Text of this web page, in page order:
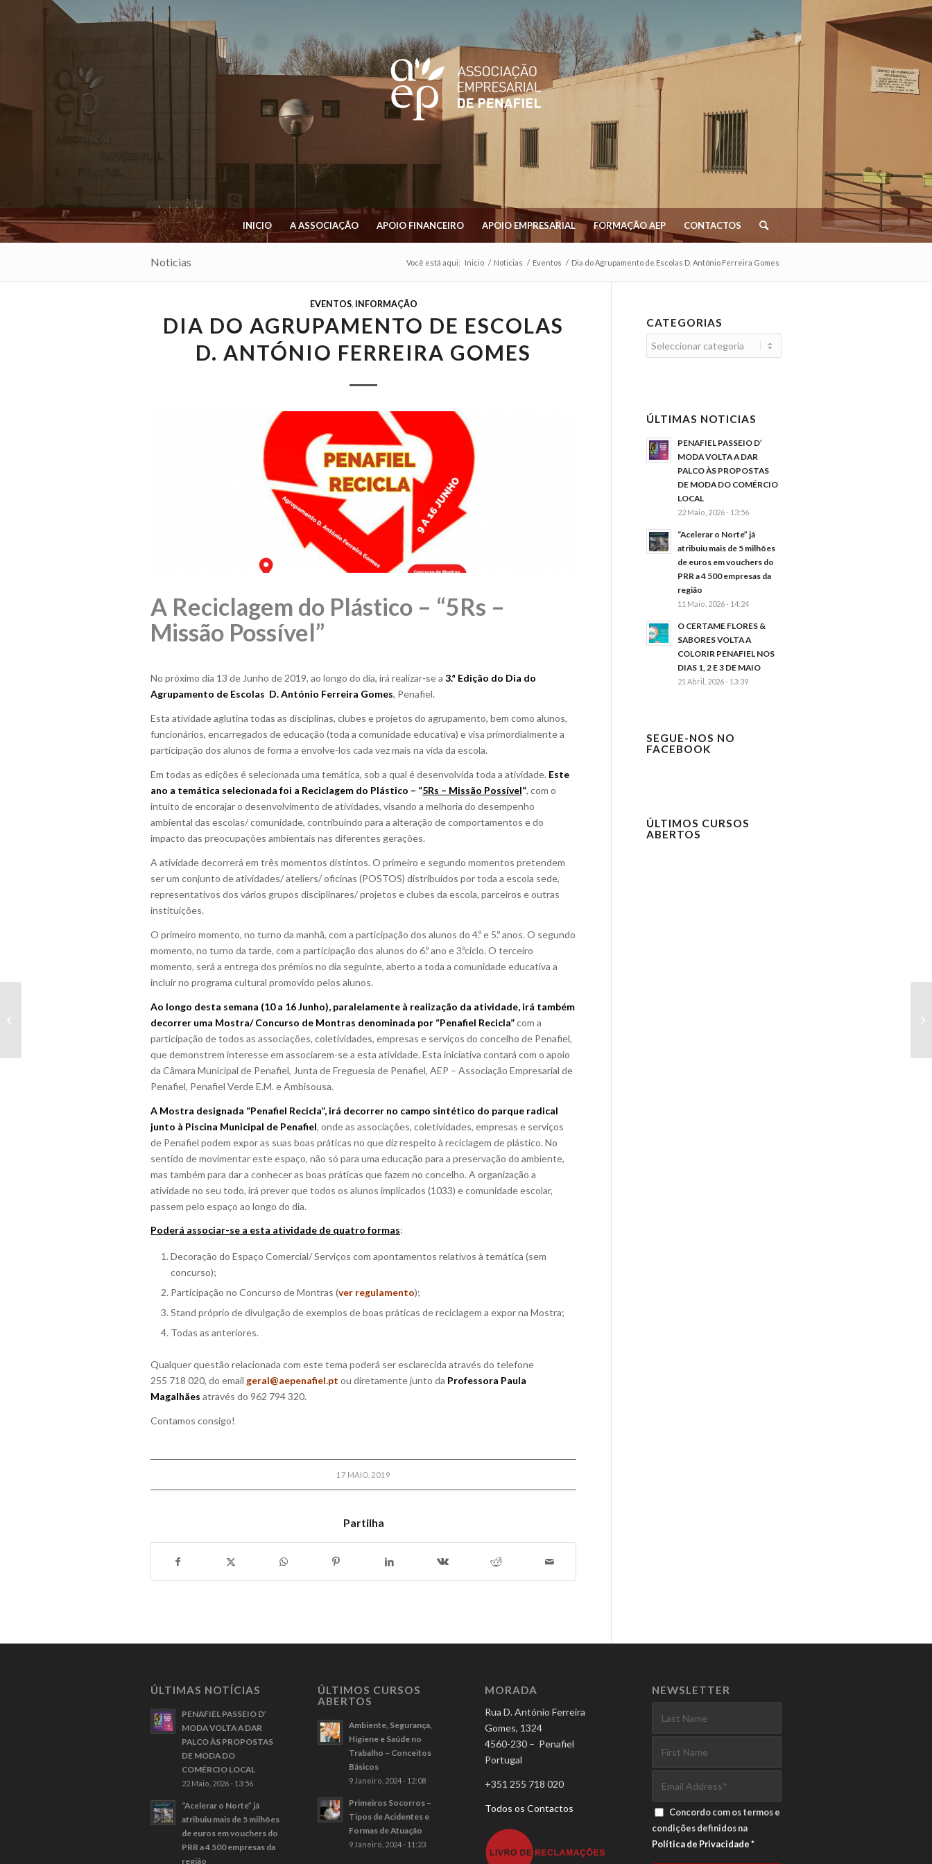
INICIO A ASSOCIAÇÃO APOIO FINANCEIRO APOIO EMPRESARIAL FORMAÇÃO AEP CONTACTOS
Noticias Você está aqui: Inicio / Noticias / Eventos / Dia do Agrupamento de Escolas D. António Ferreira Gomes
EVENTOS, INFORMAÇÃO
DIA DO AGRUPAMENTO DE ESCOLAS
D. ANTÓNIO FERREIRA GOMES
A Reciclagem do Plástico – “5Rs –
Missão Possível”
No próximo dia 13 de Junho de 2019, ao longo do dia, irá realizar-se a 3.ª Edição do Dia do
Agrupamento de Escolas D. António Ferreira Gomes, Penafiel.
Esta atividade aglutina todas as disciplinas, clubes e projetos do agrupamento, bem como alunos,
funcionários, encarregados de educação (toda a comunidade educativa) e visa primordialmente a
participação dos alunos de forma a envolve-los cada vez mais na vida da escola.
Em todas as edições é selecionada uma temática, sob a qual é desenvolvida toda a atividade. Este
ano a temática selecionada foi a Reciclagem do Plástico – “5Rs – Missão Possível“, com o
intuito de encorajar o desenvolvimento de atividades, visando a melhoria do desempenho
ambiental das escolas/ comunidade, contribuindo para a alteração de comportamentos e do
impacto das preocupações ambientais nas diferentes gerações.
A atividade decorrerá em três momentos distintos. O primeiro e segundo momentos pretendem
ser um conjunto de atividades/ ateliers/ oficinas (POSTOS) distribuídos por toda a escola sede,
representativos dos vários grupos disciplinares/ projetos e clubes da escola, parceiros e outras
instituições.
O primeiro momento, no turno da manhã, com a participação dos alunos do 4.º e 5.º anos. O segundo
momento, no turno da tarde, com a participação dos alunos do 6.º ano e 3.ºciclo. O terceiro
momento, será a entrega dos prémios no dia seguinte, aberto a toda a comunidade educativa a
incluir no programa cultural promovido pelos alunos.
Ao longo desta semana (10 a 16 Junho), paralelamente à realização da atividade, irá também
decorrer uma Mostra/ Concurso de Montras denominada por “Penafiel Recicla”com a
participação de todos as associações, coletividades, empresas e serviços do concelho de Penafiel,
que demonstrem interesse em associarem-se a esta atividade. Esta iniciativa contará com o apoio
da Câmara Municipal de Penafiel, Junta de Freguesia de Penafiel, AEP – Associação Empresarial de
Penafiel, Penafiel Verde E.M. e Ambisousa.
A Mostra designada “Penafiel Recicla”, irá decorrer no campo sintético do parque radical
junto à Piscina Municipal de Penafiel, onde as associações, coletividades, empresas e serviços
de Penafiel podem expor as suas boas práticas no que diz respeito à reciclagem de plástico. No
sentido de movimentar este espaço, não só para uma educação para a preservação do ambiente,
mas também para dar a conhecer as boas práticas que fazem no concelho. A organização a
atividade no seu todo, irá prever que todos os alunos implicados (1033) e comunidade escolar,
passem pelo espaço ao longo do dia.
Poderá associar-se a esta atividade de quatro formas:
Decoração do Espaço Comercial/ Serviços com apontamentos relativos à temática (sem
concurso);
Participação no Concurso de Montras (ver regulamento);
Stand próprio de divulgação de exemplos de boas práticas de reciclagem a expor na Mostra;
Todas as anteriores.
Qualquer questão relacionada com este tema poderá ser esclarecida através do telefone
255 718 020, do email geral@aepenafiel.pt ou diretamente junto da Professora Paula
Magalhães através do 962 794 320.
Contamos consigo!
17 MAIO, 2019
Partilha
CATEGORIAS
Categorias
ÚLTIMAS NOTICIAS
PENAFIEL PASSEIO D’
MODA VOLTA A DAR
PALCO ÀS PROPOSTAS
DE MODA DO COMÉRCIO
LOCAL
22 Maio, 2026 - 13:56
“Acelerar o Norte” já
atribuiu mais de 5 milhões
de euros em vouchers do
PRR a 4 500 empresas da
região
11 Maio, 2026 - 14:24
O CERTAME FLORES &
SABORES VOLTA A
COLORIR PENAFIEL NOS
DIAS 1, 2 E 3 DE MAIO
21 Abril, 2026 - 13:39
SEGUE-NOS NO
FACEBOOK
ÚLTIMOS CURSOS
ABERTOS
ÚLTIMAS NOTÍCIAS
PENAFIEL PASSEIO D’
MODA VOLTA A DAR
PALCO ÀS PROPOSTAS
DE MODA DO
COMÉRCIO LOCAL
22 Maio, 2026 - 13:56
“Acelerar o Norte” já
atribuiu mais de 5 milhões
de euros em vouchers do
PRR a 4 500 empresas da
região
ÚLTIMOS CURSOS
ABERTOS
Ambiente, Segurança,
Higiene e Saúde no
Trabalho – Conceitos
Básicos
9 Janeiro, 2024 - 12:08
Primeiros Socorros –
Tipos de Acidentes e
Formas de Atuação
9 Janeiro, 2024 - 11:23
MORADA
Rua D. António Ferreira
Gomes, 1324
4560-230 – Penafiel
Portugal
+351 255 718 020
Todos os Contactos
NEWSLETTER
Concordo com os termos e
condições definidos na
Política de Privacidade *